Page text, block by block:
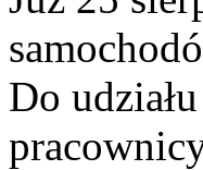
Do